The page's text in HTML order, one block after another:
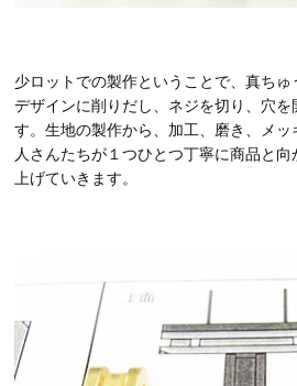
少ロットでの製作ということで、真ち
デザインに削りだし、ネジを切り、穴を
す。生地の製作から、加工、磨き、メ
人さんたちが１つひとつ丁寧に商品と
上げていきます。